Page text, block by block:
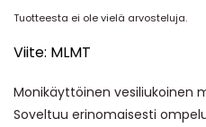
Tuotteesta ei ole vielä arvosteluja.
Viite: MLMT
Monikäyttöinen vesiliukoinen
Soveltuu erinomaisesti